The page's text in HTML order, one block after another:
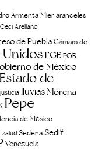
Armenta Mier aranceles
Ceci Arellano
de Puebla Cámara de
FGEFGR
de México
de
justicia lluviasMorena
Pepe
de México
salud Sedena Sedif
Venezuela